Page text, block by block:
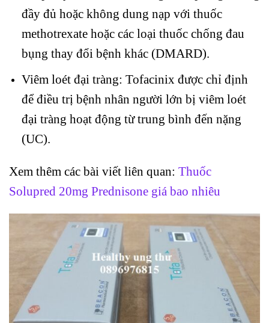
đầy đủ hoặc không dung nạp với thuốc
methotrexate hoặc các loại thuốc chống đau
bụng thay đổi bệnh khác (DMARD).
Viêm loét đại tràng: Tofacinix được chỉ định
để điều trị bệnh nhân người lớn bị viêm loét
đại tràng hoạt động từ trung bình đến nặng
(UC).
Xem thêm các bài viết liên quan: Thuốc
Solupred 20mg Prednisone giá bao nhiêu